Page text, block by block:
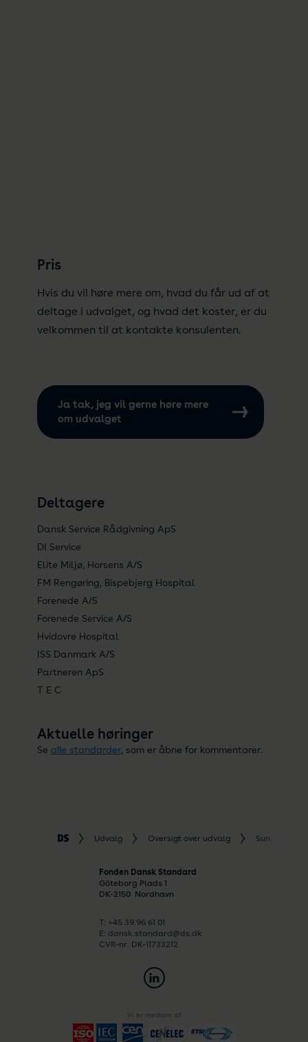
Pris
Hvis du vil høre mere om, hvad du får ud af at
deltage i udvalget, og hvad det koster, er du
velkommen til at kontakte konsulenten.
Ja tak, jeg vil gerne høre mere
om udvalget
Deltagere
Dansk Service Rådgivning ApS
DI Service
Elite Miljø, Horsens A/S
FM Rengøring, Bispebjerg Hospital
Forenede A/S
Forenede Service A/S
Hvidovre Hospital
ISS Danmark A/S
Partneren ApS
T E C
Aktuelle høringer
Se alle standarder, som er åbne for kommentarer.
Udvalg Oversigt over udvalg Sundhed
Fonden Dansk Standard
Göteborg Plads 1
DK-2150 Nordhavn
T: +45 39 96 61 01
E: dansk.standard@ds.dk
CVR-nr. DK-11733212
Vi er medlem af